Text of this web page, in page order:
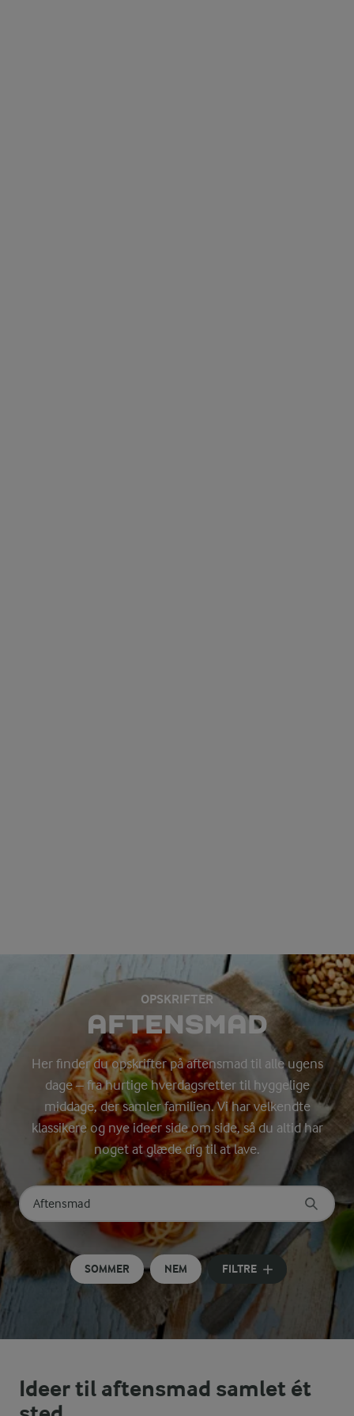
OPSKRIFTER
AFTENSMAD
Her finder du opskrifter på aftensmad til alle ugens
dage – fra hurtige hverdagsretter til hyggelige
middage, der samler familien. Vi har velkendte
klassikere og nye ideer side om side, så du altid har
noget at glæde dig til at lave.
Søg på kategori
Indtast søgeord for at søge
SOMMER NEM FILTRE
Ideer til aftensmad samlet ét